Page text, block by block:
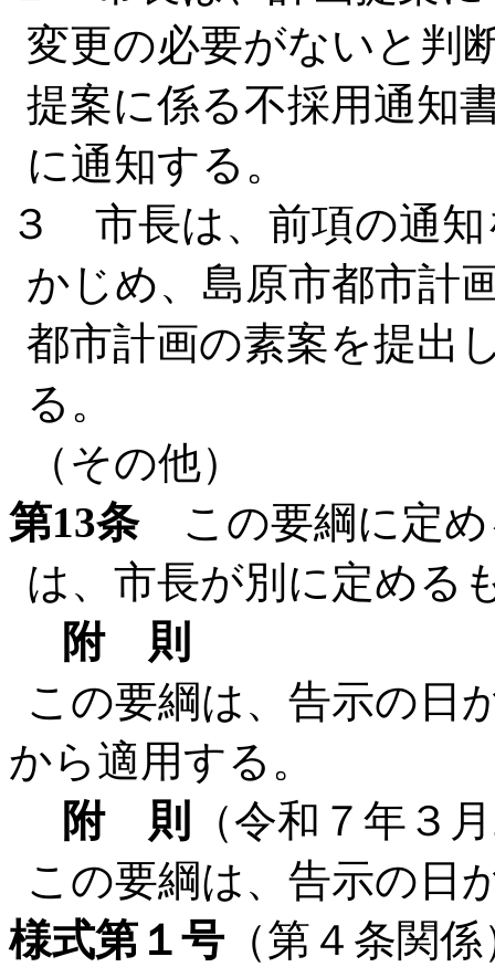
変更の必要がないと判
提案に係る不採用通知
に通知する。
３ 市長は、前項の通
かじめ、島原市都市計
都市計画の素案を提出
る。
（その他）
第13条この要綱に定め
は、市長が別に定める
附 則
この要綱は、告示の日
から適用する。
附 則
（令和７年３
この要綱は、告示の日
様式第１号（第４条関係